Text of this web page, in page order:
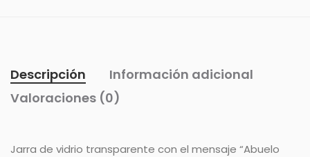
Descripción
Información adicional
Valoraciones (0)
Jarra de vidrio transparente con el mensaje “Abuelo